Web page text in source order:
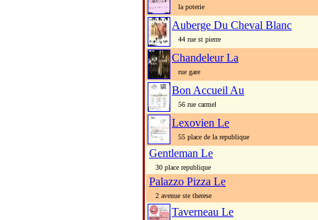
la poterie
Auberge Du Cheval Blanc
44 rue st pierre
Chandeleur La
rue gare
Bon Accueil Au
56 rue carmel
Lexovien Le
55 place de la republique
Gentleman Le
30 place republique
Palazzo Pizza Le
2 avenue ste therese
Taverneau Le